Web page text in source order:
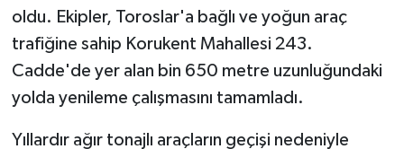
oldu. Ekipler, Toroslar'a bağlı ve yoğun araç
trafiğine sahip Korukent Mahallesi 243.
Cadde'de yer alan bin 650 metre uzunluğundaki
yolda yenileme çalışmasını tamamladı.
Yıllardır ağır tonajlı araçların geçişi nedeniyle